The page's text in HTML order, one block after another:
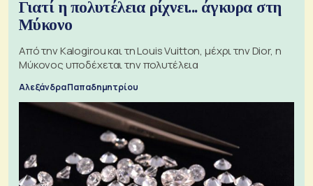
Γιατί η πολυτέλεια ρίχνει... άγκυρα στη
Μύκονο
Από την Kalogirou και τη Louis Vuitton, μέχρι την Dior, η
Μύκονος υποδέχεται την πολυτέλεια
Αλεξάνδρα Παπαδημητρίου